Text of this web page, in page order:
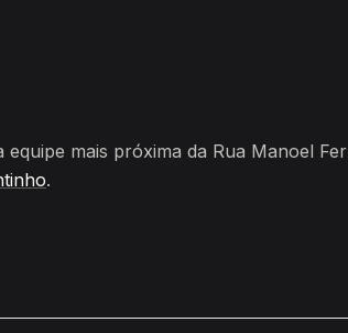
mais próxima da Rua Manoel
.